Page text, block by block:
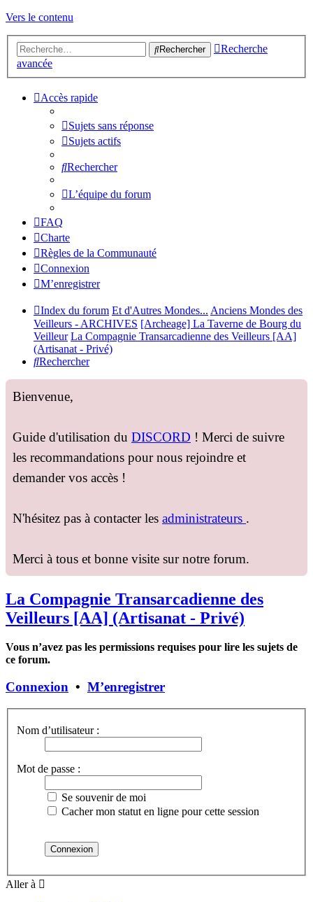
Vers le contenu
Rechercher
Recherche
avancée
Accès rapide
Sujets sans réponse
Sujets actifs
Rechercher
L’équipe du forum
FAQ
Charte
Règles de la Communauté
Connexion
M’enregistrer
Index du forum Et d'Autres Mondes... Anciens Mondes des
Veilleurs - ARCHIVES [Archeage] La Taverne de Bourg du
Veilleur La Compagnie Transarcadienne des Veilleurs [AA]
(Artisanat - Privé)
Rechercher
Bienvenue,
Guide d'utilisation du DISCORD ! Merci de suivre
les recommandations pour nous rejoindre et
demander vos accès !
N'hésitez pas à contacter les administrateurs .
Merci à tous et bonne visite sur notre forum.
La Compagnie Transarcadienne des
Veilleurs [AA] (Artisanat - Privé)
Vous n’avez pas les permissions requises pour lire les sujets de
ce forum.
Connexion • M’enregistrer
Nom d’utilisateur :
Mot de passe :
Se souvenir de moi
Cacher mon statut en ligne pour cette session
Aller à